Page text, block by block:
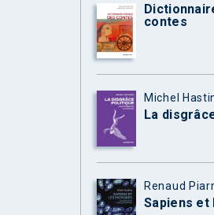
contes
Michel
La
Renaud
Sapiens